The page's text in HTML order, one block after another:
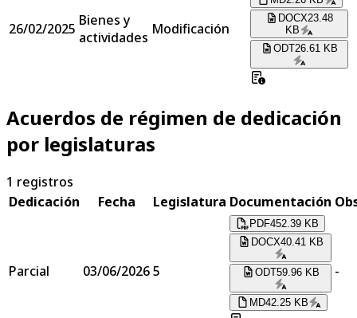
26/02/2025 Bienes y
actividades Modificación
DOCX23.48
KB
ODT26.61 KB
Acuerdos de régimen de dedicación
por legislaturas
1 registros
Dedicación
Fecha Legislatura Documentación
Parcial 03/06/20265
PDF452.39 KB
DOCX40.41 KB
ODT59.96 KB
MD42.25 KB
-